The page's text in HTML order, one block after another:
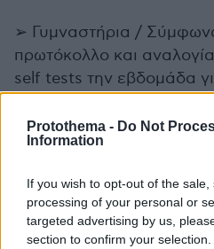
Protothema - Do Not
Information
If you wish to opt-out of the
processing of your personal or
targeted advertising by us,
section to confirm your
➢ Γυμναστήρια /
πρωτόκολλο και
self tests την εβδομάδα
➢ Υπηρεσίες ευεξίας /
κανόνες λειτουργίας
7 Ιουνίου
➢ Οίκοι Ανοχής /